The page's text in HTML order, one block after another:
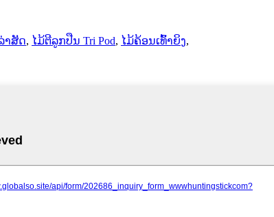
າສັດ, ໄມ້ຕີລູກປືນ Tri Pod, ໄມ້ຄ້ອນເທົ້າຍິງ,